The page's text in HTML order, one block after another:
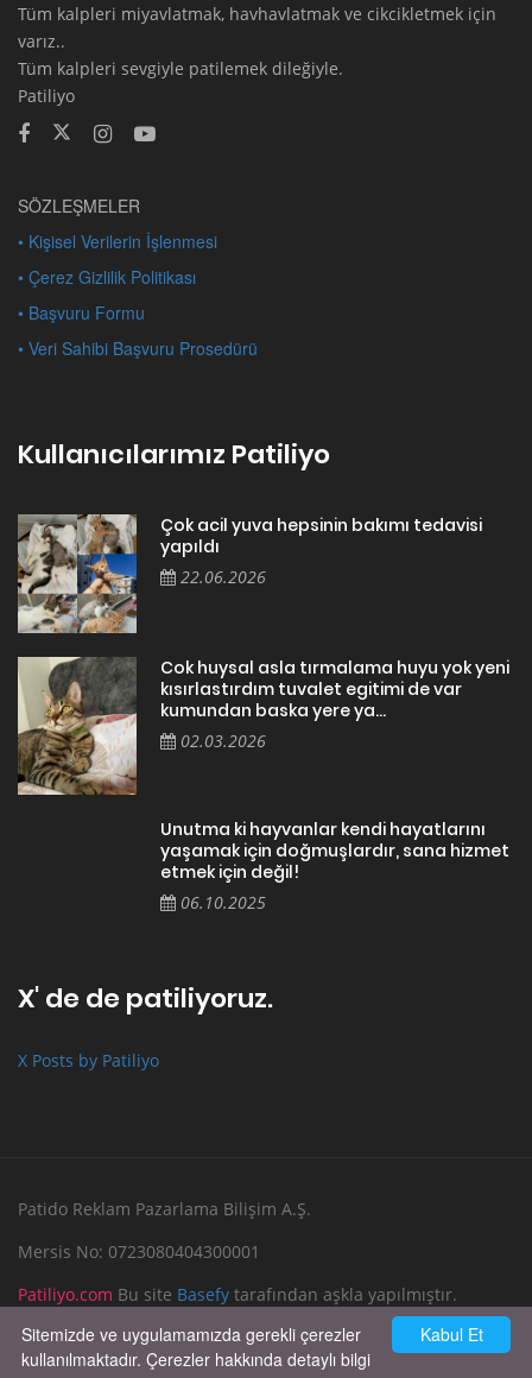
Tüm kalpleri miyavlatmak, havhavlatmak ve cikcikletmek için
varız..
Tüm kalpleri sevgiyle patilemek dileğiyle.
Patiliyo
SÖZLEŞMELER
• Kişisel Verilerin İşlenmesi
• Çerez Gizlilik Politikası
• Başvuru Formu
• Veri Sahibi Başvuru Prosedürü
Kullanıcılarımız Patiliyo
Çok acil yuva hepsinin bakımı tedavisi
yapıldı
22.06.2026
Cok huysal asla tırmalama huyu yok yeni
kısırlastırdım tuvalet egitimi de var
kumundan baska yere ya...
02.03.2026
Unutma ki hayvanlar kendi hayatlarını
yaşamak için doğmuşlardır, sana hizmet
etmek için değil!
06.10.2025
X' de de patiliyoruz.
X Posts by Patiliyo
Patido Reklam Pazarlama Bilişim A.Ş.
Mersis No: 0723080404300001
Patiliyo.com Bu site Basefy tarafından aşkla yapılmıştır.
Reklam Verin
Bize Yazın
Kabul Et
Sitemizde ve uygulamamızda gerekli çerezler
kullanılmaktadır. Çerezler hakkında detaylı bilgi